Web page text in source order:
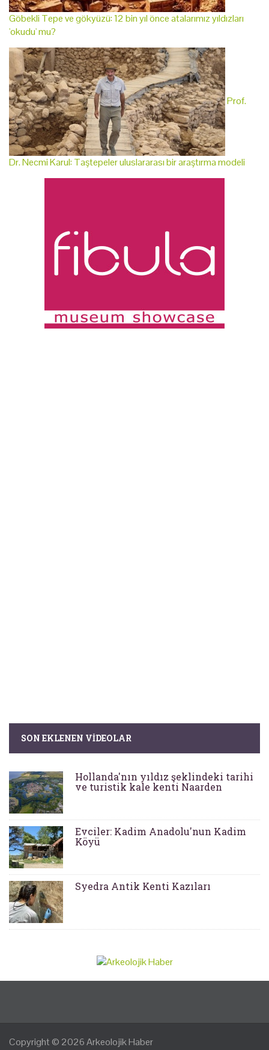
Göbekli Tepe ve gökyüzü: 12 bin yıl önce atalarımız yıldızları
'okudu' mu?
Prof.
Dr. Necmi Karul: Taştepeler uluslararası bir araştırma modeli
SON EKLENEN VIDEOLAR
Hollanda'nın yıldız şeklindeki tarihi
ve turistik kale kenti Naarden
Evciler: Kadim Anadolu'nun Kadim
Köyü
Syedra Antik Kenti Kazıları
Copyright © 2026Arkeolojik Haber